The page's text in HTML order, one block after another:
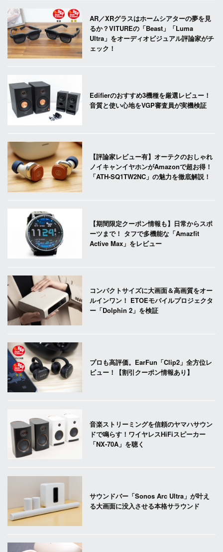
AR／XRグラスはホームシアターの夢を見
るか？VITUREの「Beast」「Luma
Ultra」をオーディオビジュアル評論家がチ
ェック！
Edifierのおすすめ3機種を厳選レビュー！
音質と使い心地をVGP審査員が実機検証
【評論家レビュー有】オーテクのおしゃれ
ノイキャンイヤホンがAmazonで超お得！
「ATH-SQ1TW2NC」の魅力を徹底解説！
【期間限定クーポン情報も】日常からスポ
ーツまで！ タフで多機能な「Amazfit
Active Max」をレビュー
コンパクトサイズに大画面＆高画質をオー
ルインワン！ ETOEモバイルプロジェクタ
ー「Dolphin 2」を検証
プロも高評価。EarFun「Clip2」全方位レ
ビュー！【割引クーポン情報あり】
音楽ストリーミングを信頼のヤマハサウン
ドで鳴らす！ワイヤレスHiFiスピーカー
「NX-70A」を聴く
サウンドバー「Sonos Arc Ultra」が叶え
る大画面に没入させる本格サラウンド